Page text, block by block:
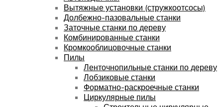
Вытяжные установки (стружкоотсосы)
Долбежно-пазовальные станки
Заточные станки по дереву
Комбинированные станки
Кромкооблицовочные станки
Пилы
Ленточнопильные станки по дереву
Лобзиковые станки
Форматно-раскроечные станки
Циркулярные пилы